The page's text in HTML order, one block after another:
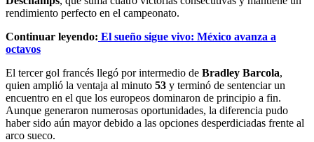
rendimiento perfecto en el campeonato.
Continuar leyendo: El sueño sigue vivo: México avanza a
octavos
El tercer gol francés llegó por intermedio de Bradley Barcola,
quien amplió la ventaja al minuto 53 y terminó de sentenciar un
encuentro en el que los europeos dominaron de principio a fin.
Aunque generaron numerosas oportunidades, la diferencia pudo
haber sido aún mayor debido a las opciones desperdiciadas frente al
arco sueco.